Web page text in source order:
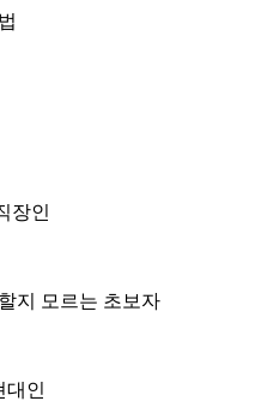
장인
지 모르는 초보자
대인